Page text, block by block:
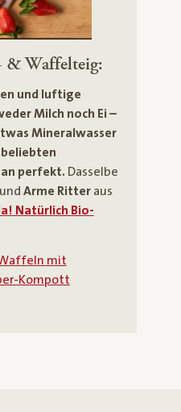
& Waffelteig:
und luftige
Milch noch Ei –
Mineralwasser
perfekt. Dasselbe
und Arme Ritteraus
Natürlich Bio-
mit
Kompott